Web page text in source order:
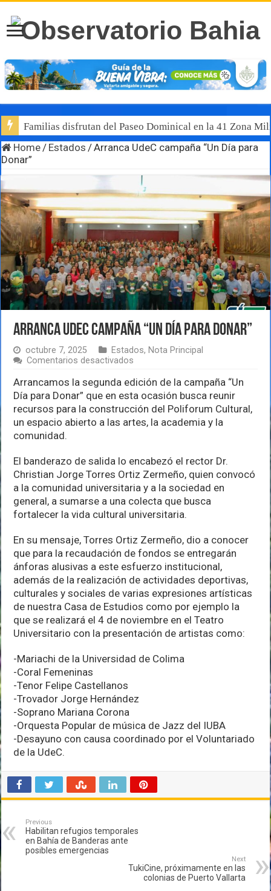
Familias disfrutan del Paseo Dominical en la 41 Zona
Home / Estados /Arranca UdeC campaña “Un Día para
Donar”
Arranca UdeC campaña “Un Día para Donar”
octubre 7, 2025 Estados, Nota Principal
Comentarios desactivados
UdeC
campaña
“Un
Día
para
Arrancamos la segunda edición de la campaña “Un
Día para Donar” que en esta ocasión busca reunir
recursos para la construcción del Poliforum Cultural,
un espacio abierto a las artes, la academia y la
comunidad.
El banderazo de salida lo encabezó el rector Dr.
Christian Jorge Torres Ortiz Zermeño, quien convocó
a la comunidad universitaria y a la sociedad en
general, a sumarse a una colecta que busca
fortalecer la vida cultural universitaria.
En su mensaje, Torres Ortiz Zermeño, dio a conocer
que para la recaudación de fondos se entregarán
ánforas alusivas a este esfuerzo institucional,
además de la realización de actividades deportivas,
culturales y sociales de varias expresiones artísticas
de nuestra Casa de Estudios como por ejemplo la
que se realizará el 4 de noviembre en el Teatro
Universitario con la presentación de artistas como:
-Mariachi de la Universidad de Colima
-Coral Femeninas
-Tenor Felipe Castellanos
-Trovador Jorge Hernández
-Soprano Mariana Corona
-Orquesta Popular de música de Jazz del IUBA
-Desayuno con causa coordinado por el Voluntariado
de la UdeC.
Previous
Habilitan refugios temporales
en Bahía de Banderas ante
posibles emergencias
Next
TukiCine, próximamente en las
colonias de Puerto Vallarta